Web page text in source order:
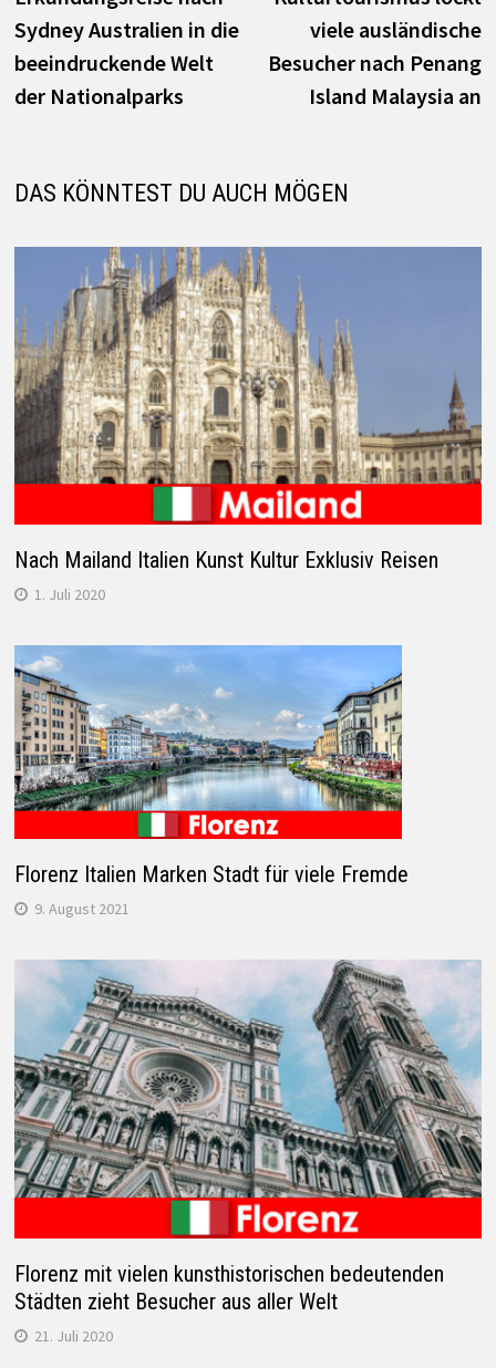
Navigation
Sydney Australien in die
beeindruckende Welt
der Nationalparks
viele ausländische
Besucher nach Penang
Island Malaysia an
DAS KÖNNTEST DU AUCH MÖGEN
Nach Mailand Italien Kunst Kultur Exklusiv Reisen
1. Juli 2020
Florenz Italien Marken Stadt für viele Fremde
9. August 2021
Florenz mit vielen kunsthistorischen bedeutenden
Städten zieht Besucher aus aller Welt
21. Juli 2020